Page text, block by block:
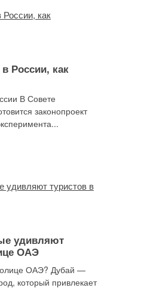
России, как
В Совете
законопроект
удивляют
ОАЭ
ОАЭ? Дубай —
который привлекает